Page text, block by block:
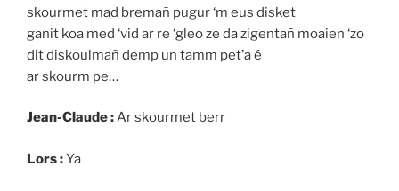
skourmet mad bremañ pugur ‘m eus disket
ganit koa med ‘vid ar re ‘gleo ze da zigentañ moaien ‘zo
dit diskoulmañ demp un tamm pet’a é
ar skourm pe…
Jean-Claude :Ar skourmet berr
Lors :Ya